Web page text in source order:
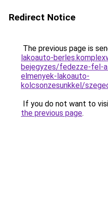
Redirect Notice
The previous page is
lakoauto-
bejegyzes/fedezze-fel-
elmenyek-lakoauto-
kolcsonzesunkkel/
If you do not want to
the previous page.